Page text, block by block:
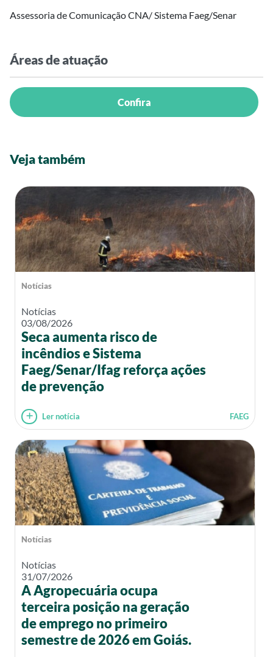
Assessoria de Comunicação CNA/ Sistema Faeg/Senar
Áreas de atuação
Confira
Veja também
Notícias
Notícias
03/08/2026
Seca aumenta risco de
incêndios e Sistema
Faeg/Senar/Ifag reforça ações
de prevenção
Ler notícia FAEG
Notícias
Notícias
31/07/2026
A Agropecuária ocupa
terceira posição na geração
de emprego no primeiro
semestre de 2026 em Goiás.